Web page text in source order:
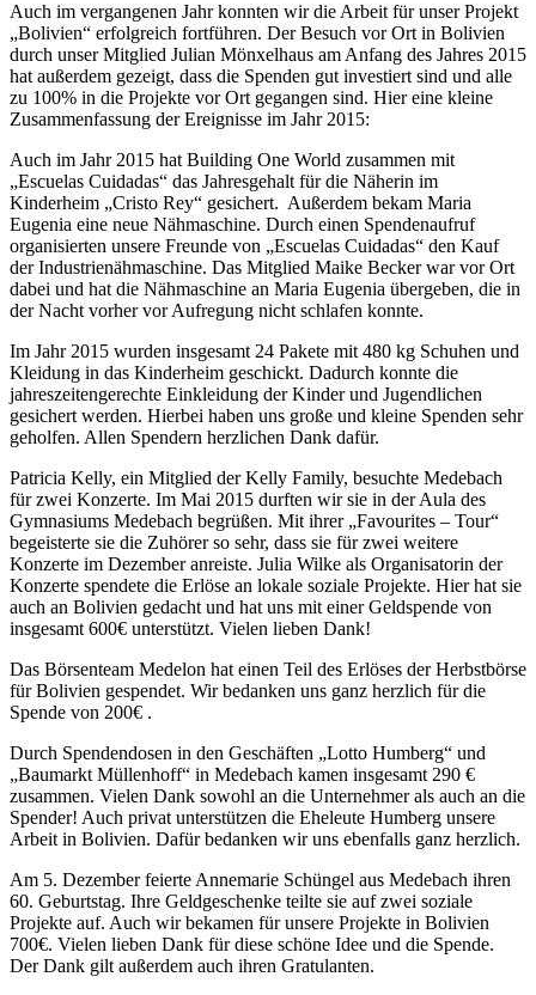
Auch im vergangenen Jahr konnten wir die Arbeit für unser Projekt
„Bolivien“ erfolgreich fortführen. Der Besuch vor Ort in Bolivien
durch unser Mitglied Julian Mönxelhaus am Anfang des Jahres 2015
hat außerdem gezeigt, dass die Spenden gut investiert sind und alle
zu 100% in die Projekte vor Ort gegangen sind. Hier eine kleine
Zusammenfassung der Ereignisse im Jahr 2015:
Auch im Jahr 2015 hat Building One World zusammen mit
„Escuelas Cuidadas“ das Jahresgehalt für die Näherin im
Kinderheim „Cristo Rey“ gesichert. Außerdem bekam Maria
Eugenia eine neue Nähmaschine. Durch einen Spendenaufruf
organisierten unsere Freunde von „Escuelas Cuidadas“ den Kauf
der Industrienähmaschine. Das Mitglied Maike Becker war vor Ort
dabei und hat die Nähmaschine an Maria Eugenia übergeben, die in
der Nacht vorher vor Aufregung nicht schlafen konnte.
Im Jahr 2015 wurden insgesamt 24 Pakete mit 480 kg Schuhen und
Kleidung in das Kinderheim geschickt. Dadurch konnte die
jahreszeitengerechte Einkleidung der Kinder und Jugendlichen
gesichert werden. Hierbei haben uns große und kleine Spenden sehr
geholfen. Allen Spendern herzlichen Dank dafür.
Patricia Kelly, ein Mitglied der Kelly Family, besuchte Medebach
für zwei Konzerte. Im Mai 2015 durften wir sie in der Aula des
Gymnasiums Medebach begrüßen. Mit ihrer „Favourites – Tour“
begeisterte sie die Zuhörer so sehr, dass sie für zwei weitere
Konzerte im Dezember anreiste. Julia Wilke als Organisatorin der
Konzerte spendete die Erlöse an lokale soziale Projekte. Hier hat sie
auch an Bolivien gedacht und hat uns mit einer Geldspende von
insgesamt 600€ unterstützt. Vielen lieben Dank!
Das Börsenteam Medelon hat einen Teil des Erlöses der Herbstbörse
für Bolivien gespendet. Wir bedanken uns ganz herzlich für die
Spende von 200€ .
Durch Spendendosen in den Geschäften „Lotto Humberg“ und
„Baumarkt Müllenhoff“ in Medebach kamen insgesamt 290 €
zusammen. Vielen Dank sowohl an die Unternehmer als auch an die
Spender! Auch privat unterstützen die Eheleute Humberg unsere
Arbeit in Bolivien. Dafür bedanken wir uns ebenfalls ganz herzlich.
Am 5. Dezember feierte Annemarie Schüngel aus Medebach ihren
60. Geburtstag. Ihre Geldgeschenke teilte sie auf zwei soziale
Projekte auf. Auch wir bekamen für unsere Projekte in Bolivien
700€. Vielen lieben Dank für diese schöne Idee und die Spende.
Der Dank gilt außerdem auch ihren Gratulanten.